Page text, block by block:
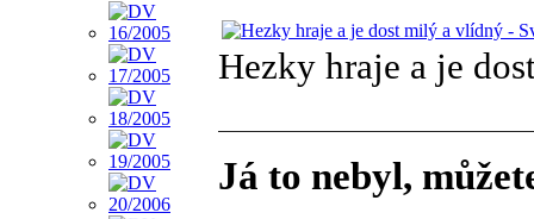
Hezky hraje a je
Já to nebyl,